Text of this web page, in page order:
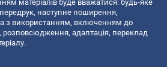
матеріалів буде вважатися: будь-яке
наступне поширення,
з використанням, включенням до
розповсюдження, адаптація, переклад